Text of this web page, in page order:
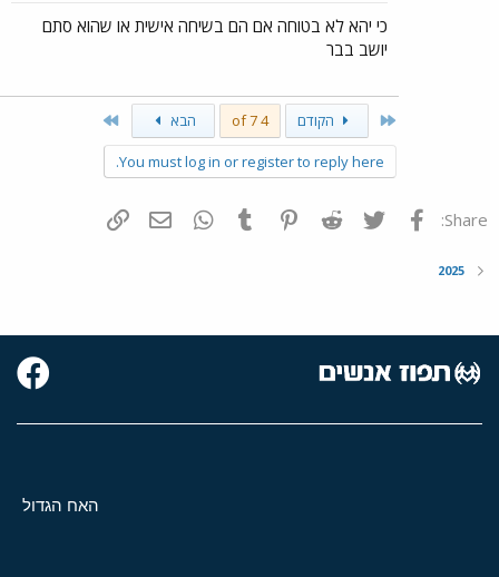
כי יהא לא בטוחה אם הם בשיחה אישית או שהוא סתם
יושב בבר
First הקודם 4 of 7 הבא
You must log in or register to reply here.
Share: פייסבוק Twitter
Reddit
Pinterest
Tumblr
WhatsAppדואר אלקטרוני
2025
האח הגדול